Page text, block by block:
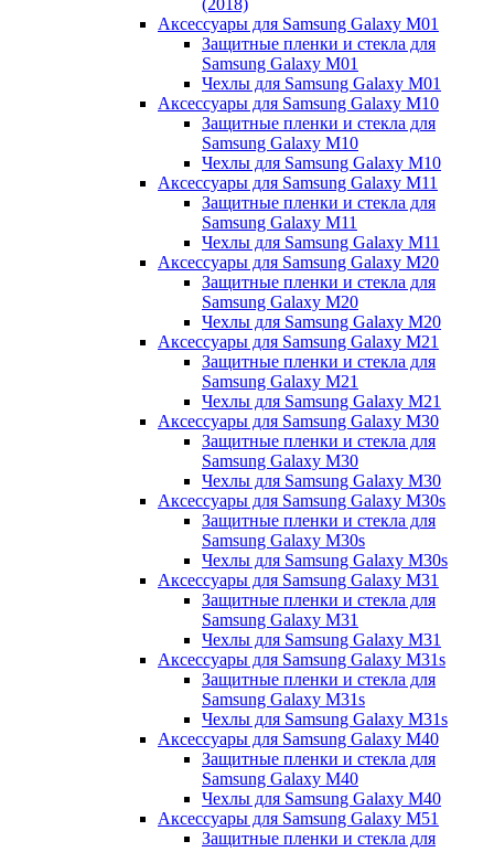
Аксессуары для Samsung Galaxy M01
Защитные пленки и стекла для
Samsung Galaxy M01
Чехлы для Samsung Galaxy M01
Аксессуары для Samsung Galaxy M10
Защитные пленки и стекла для
Samsung Galaxy M10
Чехлы для Samsung Galaxy M10
Аксессуары для Samsung Galaxy M11
Защитные пленки и стекла для
Samsung Galaxy M11
Чехлы для Samsung Galaxy M11
Аксессуары для Samsung Galaxy M20
Защитные пленки и стекла для
Samsung Galaxy M20
Чехлы для Samsung Galaxy M20
Аксессуары для Samsung Galaxy M21
Защитные пленки и стекла для
Samsung Galaxy M21
Чехлы для Samsung Galaxy M21
Аксессуары для Samsung Galaxy M30
Защитные пленки и стекла для
Samsung Galaxy M30
Чехлы для Samsung Galaxy M30
Аксессуары для Samsung Galaxy M30s
Защитные пленки и стекла для
Samsung Galaxy M30s
Чехлы для Samsung Galaxy M30s
Аксессуары для Samsung Galaxy M31
Защитные пленки и стекла для
Samsung Galaxy M31
Чехлы для Samsung Galaxy M31
Аксессуары для Samsung Galaxy M31s
Защитные пленки и стекла для
Samsung Galaxy M31s
Чехлы для Samsung Galaxy M31s
Аксессуары для Samsung Galaxy M40
Защитные пленки и стекла для
Samsung Galaxy M40
Чехлы для Samsung Galaxy M40
Аксессуары для Samsung Galaxy M51
Защитные пленки и стекла для